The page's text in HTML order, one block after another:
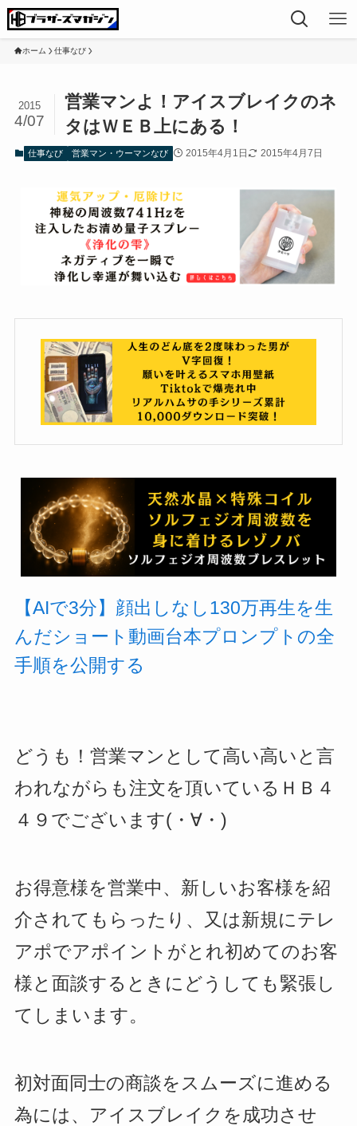
ホーム 仕事なび
営業マンよ！アイスブレイクのネ
タはＷＥＢ上にある！
2015
4/07
仕事なび 営業マン・ウーマンなび 2015年4月1日 2015年4月7日
【AIで3分】顔出しなし130万再生を生
んだショート動画台本プロンプトの全
手順を公開する
どうも！営業マンとして高い高いと言
われながらも注文を頂いているＨＢ４
４９でございます(・∀・)
お得意様を営業中、新しいお客様を紹
介されてもらったり、又は新規にテレ
アポでアポイントがとれ初めてのお客
様と面談するときにどうしても緊張し
てしまいます。
初対面同士の商談をスムーズに進める
為には、アイスブレイクを成功させ